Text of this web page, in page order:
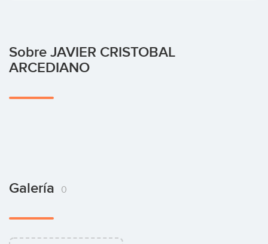
Sobre JAVIER CRISTOBAL
ARCEDIANO
Galería 0